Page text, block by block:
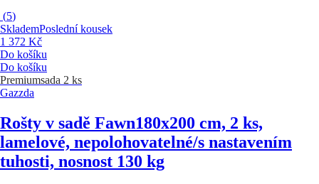
(5)
SklademPoslední kousek
1 372 Kč
Do košíku
Do košíku
Premiumsada 2 ks
Gazzda
Rošty v sadě Fawn180x200 cm, 2 ks,
lamelové, nepolohovatelné/s nastavením
tuhosti, nosnost 130 kg